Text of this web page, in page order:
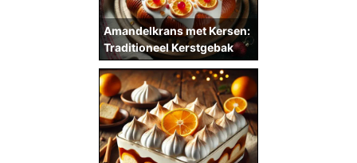
Amandelkrans met Kersen:
Traditioneel Kerstgebak